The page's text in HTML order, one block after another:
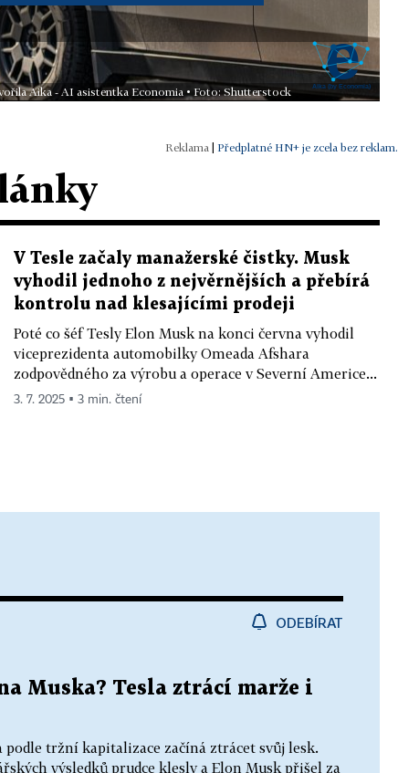
Aika - AI asistentka Economia • Foto: Shutterstock
Předplatné HN+ je zcela bez reklam.
V Tesle začaly manažerské čistky. Musk
vyhodil jednoho z nejvěrnějších a přebírá
kontrolu nad klesajícími prodeji
Poté co šéf Tesly Elon Musk na konci června vyhodil
viceprezidenta automobilky Omeada Afshara
zodpovědného za výrobu a operace v Severní Americe...
3. 7. 2025 ▪ 3 min. čtení
ODEBÍRAT
Muska? Tesla ztrácí marže i
tržní kapitalizace začíná ztrácet svůj lesk.
výsledků prudce klesly a Elon Musk přišel za